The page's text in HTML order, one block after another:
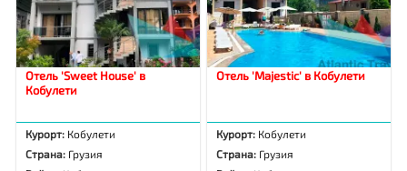
Отель 'Sweet House' в
Кобулети
Курорт: Кобулети
Страна: Грузия
Отель 'Majestic' в Кобулети
Курорт: Кобулети
Страна: Грузия